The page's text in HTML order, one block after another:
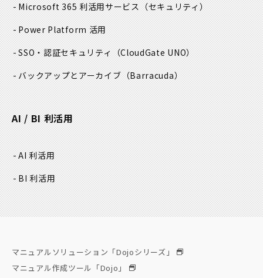
Microsoft 365 利活用サービス（セキュリティ）
Power Platform 活用
SSO・認証セキュリティ（CloudGate UNO）
バックアップとアーカイブ（Barracuda）
AI / BI 利活用
AI 利活用
BI 利活用
マニュアルソリューション「Dojoシリーズ」
マニュアル作成ツール「Dojo」